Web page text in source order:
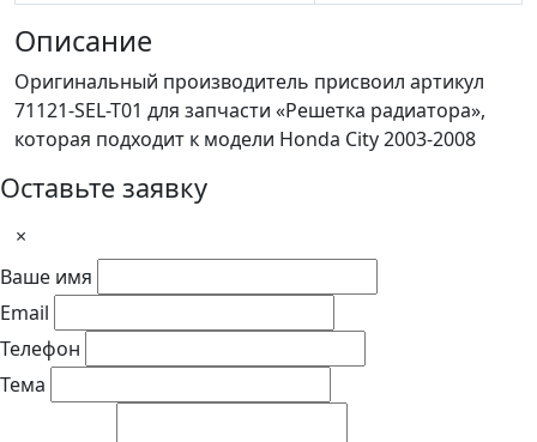
Описание
Оригинальный производитель присвоил артикул
71121-SEL-T01 для запчасти «Решетка радиатора»,
которая подходит к модели Honda City 2003-2008
Оставьте заявку
×
Ваше имя
Email
Телефон
Тема